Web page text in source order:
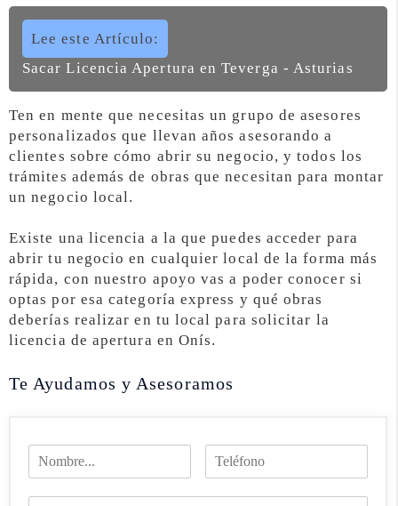
Lee este Artículo:
Sacar Licencia Apertura en Teverga - Asturias
Ten en mente que necesitas un grupo de asesores
personalizados que llevan años asesorando a
clientes sobre cómo abrir su negocio, y todos los
trámites además de obras que necesitan para montar
un negocio local.
Existe una licencia a la que puedes acceder para
abrir tu negocio en cualquier local de la forma más
rápida, con nuestro apoyo vas a poder conocer si
optas por esa categoría express y qué obras
deberías realizar en tu local para solicitar la
licencia de apertura en Onís.
Te Ayudamos y Asesoramos